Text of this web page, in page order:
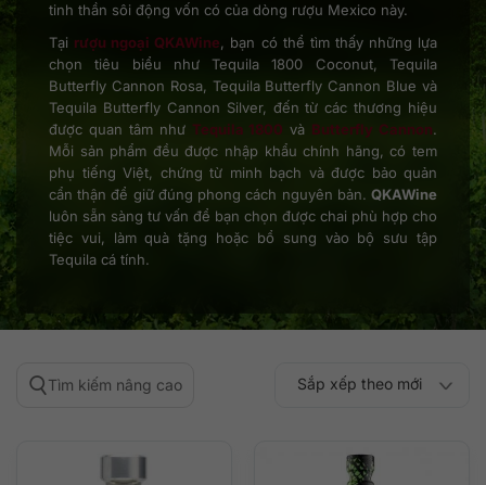
tinh thần sôi động vốn có của dòng rượu Mexico này.
Tại rượu ngoại QKAWine, bạn có thể tìm thấy những lựa
chọn tiêu biểu như Tequila 1800 Coconut, Tequila
Butterfly Cannon Rosa, Tequila Butterfly Cannon Blue và
Tequila Butterfly Cannon Silver, đến từ các thương hiệu
được quan tâm như Tequila 1800 và Butterfly Cannon.
Mỗi sản phẩm đều được nhập khẩu chính hãng, có tem
phụ tiếng Việt, chứng từ minh bạch và được bảo quản
cẩn thận để giữ đúng phong cách nguyên bản. QKAWine
luôn sẵn sàng tư vấn để bạn chọn được chai phù hợp cho
tiệc vui, làm quà tặng hoặc bổ sung vào bộ sưu tập
Tequila cá tính.
Tìm kiếm nâng cao Sắp xếp theo
độ phổ biến
Sắp xếp theo mới
thấp đến cao
cao đến thấp